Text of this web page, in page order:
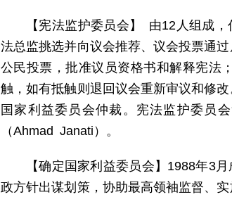
【宪法监护委员会】 由12人组成
法总监挑选并向议会推荐、议会投票通
公民投票，批准议员资格书和解释宪法
触，如有抵触则退回议会重新审议和修
国家利益委员会仲裁。宪法监护委员
（Ahmad Janati）。
【确定国家利益委员会】1988年3
政方针出谋划策，协助最高领袖监督、